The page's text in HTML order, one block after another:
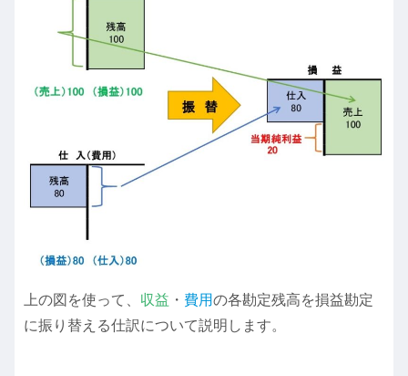
上の図を使って、 収益 ・ 費用の各勘定残高を損益勘定
に振り替える仕訳について説明します。